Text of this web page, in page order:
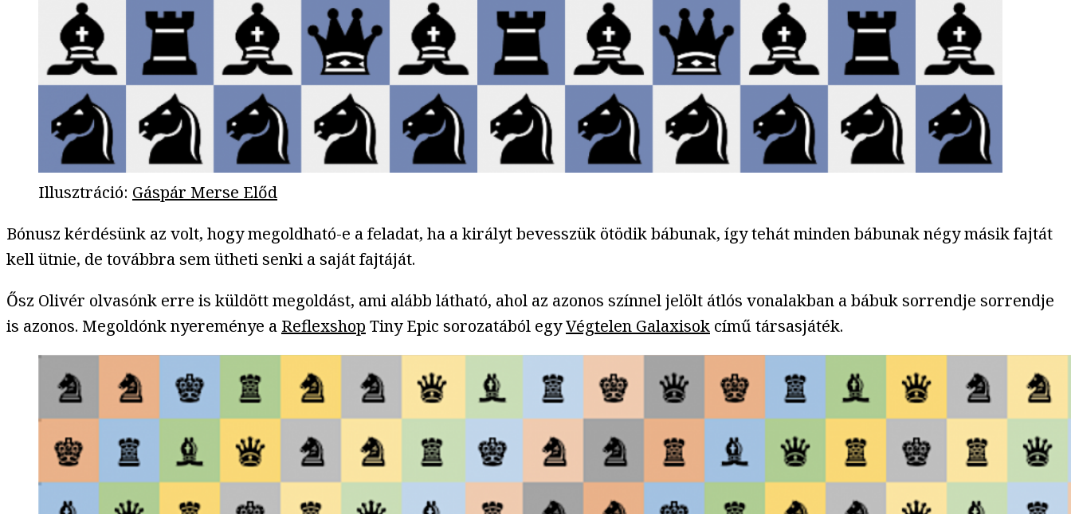
Illusztráció: Gáspár Merse Előd
Bónusz kérdésünk az volt, hogy megoldható-e a feladat, ha a királyt bevesszük ötödik bábunak, így tehát minden bábunak négy másik fajtát
kell ütnie, de továbbra sem ütheti senki a saját fajtáját.
Ősz Olivér olvasónk erre is küldött megoldást, ami alább látható, ahol az azonos színnel jelölt átlós vonalakban a bábuk sorrendje sorrendje
is azonos. Megoldónk nyereménye a Reflexshop Tiny Epic sorozatából egyVégtelen Galaxisok című társasjáték.